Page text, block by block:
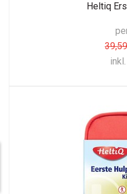
Heltiq
39,59